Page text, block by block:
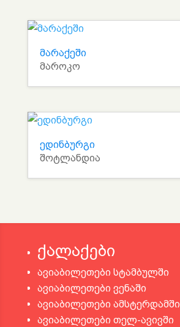
მარაქეში
მაროკო
ედინბურგი
შოტლანდია
ქალაქები
ავიაბილეთები სტამბულში
ავიაბილეთები ვენაში
ავიაბილეთები ამსტერდამში
ავიაბილეთები თელ-ავივში